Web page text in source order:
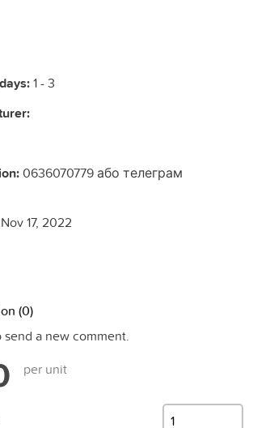
1 - 3
0636070779 або телеграм
Nov 17, 2022
(0)
send a new comment.
per unit